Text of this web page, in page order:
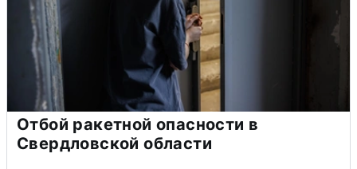
Отбой ракетной опасности в
Свердловской области